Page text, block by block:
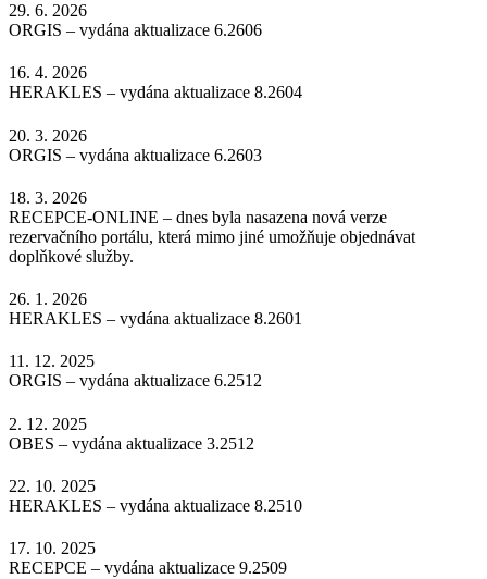
29. 6. 2026
ORGIS – vydána aktualizace 6.2606
16. 4. 2026
HERAKLES – vydána aktualizace 8.2604
20. 3. 2026
ORGIS – vydána aktualizace 6.2603
18. 3. 2026
RECEPCE-ONLINE – dnes byla nasazena nová verze
rezervačního portálu, která mimo jiné umožňuje objednávat
doplňkové služby.
26. 1. 2026
HERAKLES – vydána aktualizace 8.2601
11. 12. 2025
ORGIS – vydána aktualizace 6.2512
2. 12. 2025
OBES – vydána aktualizace 3.2512
22. 10. 2025
HERAKLES – vydána aktualizace 8.2510
17. 10. 2025
RECEPCE – vydána aktualizace 9.2509